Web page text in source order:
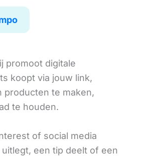
promoot digitale
koopt via jouw link,
producten te maken,
te houden.
of social media
een tip deelt of een